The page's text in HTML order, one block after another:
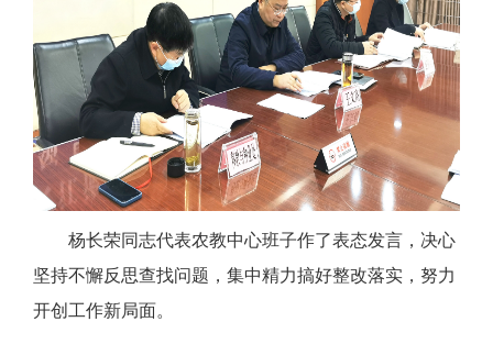
杨长荣同志代表农教中心班子作了表态发言，决心
坚持不懈反思查找问题，集中精力搞好整改落实，努力
开创工作新局面。